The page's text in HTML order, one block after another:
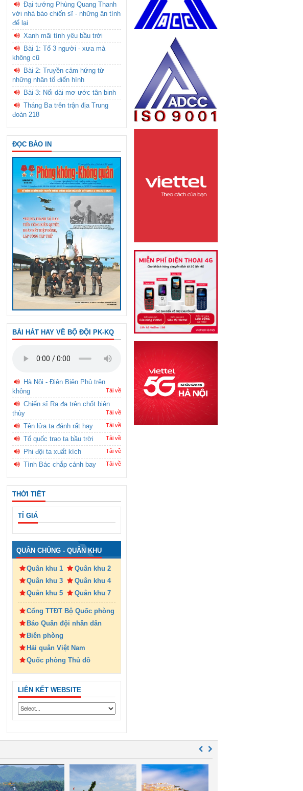
Đại tướng Phùng Quang Thanh
với nhà báo chiến sĩ - những ân tình
để lại
Xanh mãi tình yêu bầu trời
Bài 1: Tổ 3 người - xưa mà
không cũ
Bài 2: Truyền cảm hứng từ
những nhân tố điển hình
Bài 3: Nối dài mơ ước tân binh
Tháng Ba trên trận địa Trung
đoàn 218
ĐỌC BÁO IN
BÀI HÁT HAY VỀ BỘ ĐỘI PK-KQ
Hà Nội - Điện Biên Phủ trên
không
Tải về
Chiến sĩ Ra đa trên chốt biên
thùy
Tải về
Tên lửa ta đánh rất hay Tải về
Tổ quốc trao ta bầu trời Tải về
Phi đội ta xuất kích Tải về
Tình Bác chắp cánh bay Tải về
THỜI TIẾT
TỈ GIÁ
QUÂN CHỦNG - QUÂN KHU
Quân khu 1
Quân khu 2
Quân khu 3
Quân khu 4
Quân khu 5
Quân khu 7
Cổng TTĐT Bộ Quốc phòng
Báo Quân đội nhân dân
Biên phòng
Hải quân Việt Nam
Quốc phòng Thủ đô
LIÊN KẾT WEBSITE